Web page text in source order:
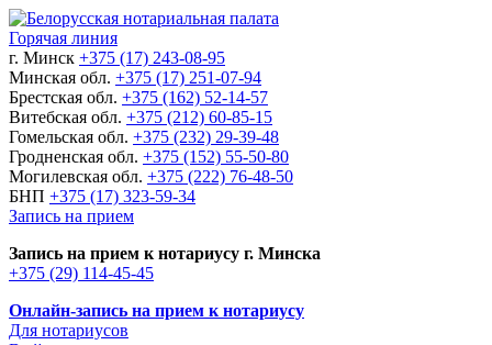
Горячая линия
г. Минск +375 (17) 243-08-95
Минская обл. +375 (17) 251-07-94
Брестская обл. +375 (162) 52-14-57
Витебская обл. +375 (212) 60-85-15
Гомельская обл. +375 (232) 29-39-48
Гродненская обл. +375 (152) 55-50-80
Могилевская обл. +375 (222) 76-48-50
БНП +375 (17) 323-59-34
Запись на прием
Запись на прием к нотариусу г. Минска
+375 (29) 114-45-45
Онлайн-запись на прием к нотариусу
Для нотариусов